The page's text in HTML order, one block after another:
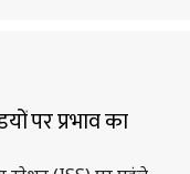
पर प्रभाव का